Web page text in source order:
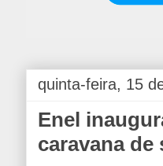
quinta-feira, 15
Enel
caravana